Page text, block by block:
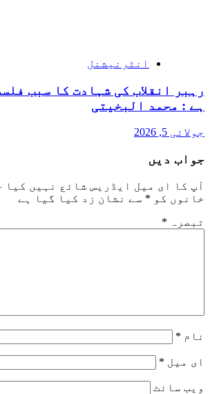
انٹرنیشنل
رہبر انقلاب کی شہادت کا سبب
ہے : محمد البخیتی
جولائی 5, 2026
جواب دیں
آپ کا ای میل ایڈریس شائع نہیں کیا
خانوں کو * سے نشان زد کیا گیا ہے
تبصرہ *
نام *
ای میل *
ویب‌ سائٹ